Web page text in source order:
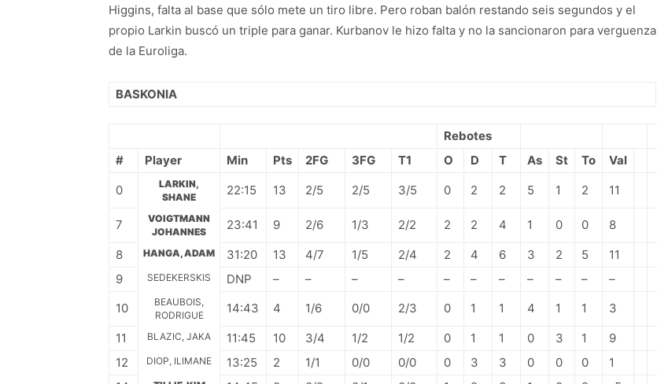
Higgins, falta al base que sólo mete un tiro libre. Pero roban balón restando seis segundos y el
propio Larkin buscó un triple para ganar. Kurbanov le hizo falta y no la sancionaron para verguenza
de la Euroliga.
BASKONIA
Rebotes
#
Player Min Pts 2FG 3FG T1 O D T As St To
Val
0
LARKIN,
SHANE
22:15 13 2/5 2/5 3/5 0 2 2 5 1 2 11
7
VOIGTMANN
JOHANNES
23:41 9 2/6 1/3 2/2 2 2 4 1 0 0
8
8
HANGA, ADAM 31:20 13 4/7 1/5 2/4 2 4 6 3 2 5
11
9
SEDEKERSKIS DNP – – – – – – – – – –
–
10
BEAUBOIS,
RODRIGUE
14:43 4 1/6 0/0 2/3 0 1 1 4 1 1
3
11
BLAZIC, JAKA 11:45 10 3/4 1/2 1/2 0 1 1 0 3 1
9
12
DIOP, ILIMANE 13:25 2 1/1 0/0 0/0 0 3 3 0 0 0
1